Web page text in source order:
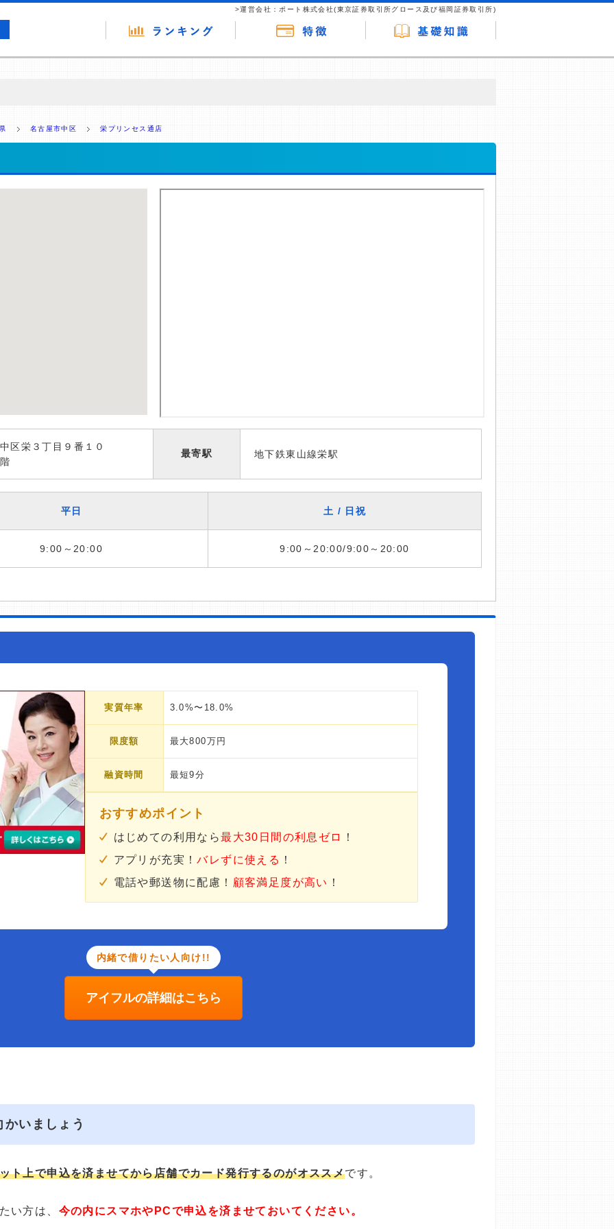
>運営会社：ポート株式会社(東京証券取引所グロース及び福岡証券取引所)
供を行っています。
名古屋市中区 栄プリンセス通店
区栄３丁目９番１０
最寄駅 地下鉄東山線栄駅
平日 土 / 日祝
9:00～20:00 9:00～20:00/9:00～20:00
実質年率 3.0%〜18.0%
限度額 最大800万円
融資時間 最短9分
おすすめポイント
はじめての利用なら最大30日間の利息ゼロ
！
アプリが充実！バレずに使える ！
電話や郵送物に配慮！ 顧客満足度が高い ！
内緒で借りたい人向け!!
アイフルの詳細はこちら
いましょう
ト上で申込を済ませてから店舗でカード発行するのがオススメです。
い方は、 今の内にスマホやPCで申込を済ませておいてください。